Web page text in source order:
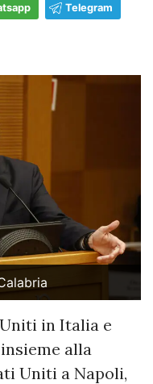
Telegram
in Italia e
alla
Uniti a Napoli,